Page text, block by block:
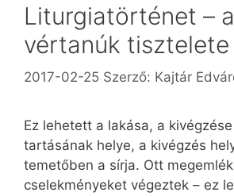
Liturgiatörténet – a
vértanúk tisztelete
2017-02-25 Szerző: Kajtár
Ez lehetett a lakása, a
tartásának helye, a kivégzés
temetőben a sírja. Ott
cselekményeket végeztek – ez